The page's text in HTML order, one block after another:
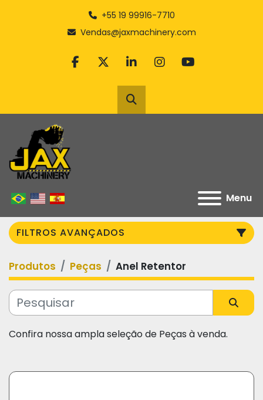
+55 19 99916-7710
Vendas@jaxmachinery.com
facebook
twitterlinkedininstagram
youtube
Pesquisar
Menu
FILTROS AVANÇADOS
Categoria
Fabricante
Produtos Peças Anel Retentor
Confira nossa ampla seleção de Peças à venda.